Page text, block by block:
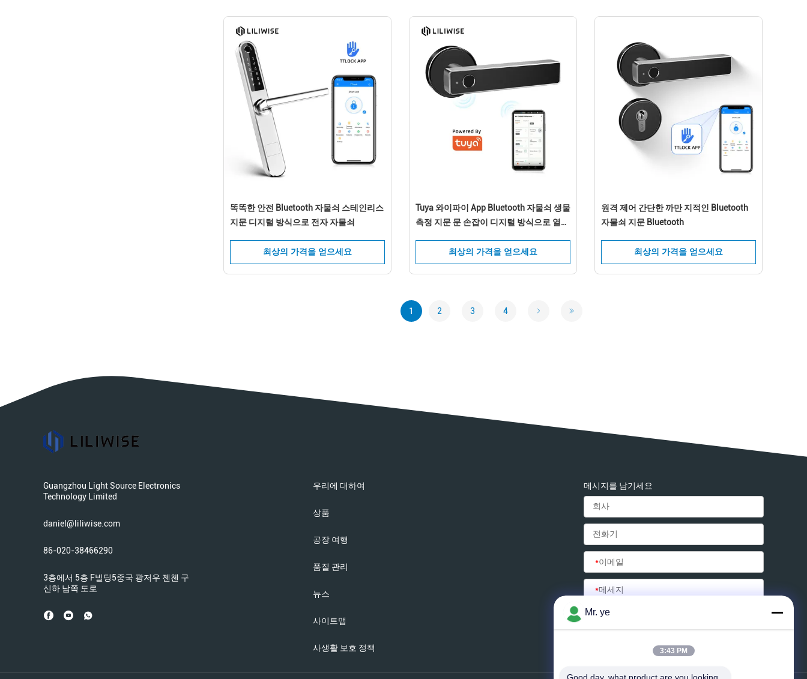
똑똑한 안전 Bluetooth 자물쇠 스테인리스
지문 디지털 방식으로 전자 자물쇠
최상의 가격을 얻으세요
Tuya 와이파이 App Bluetooth 자물쇠 생물
측정 지문 문 손잡이 디지털 방식으로 열쇠
최상의 가격을 얻으세요
원격 제어 간단한 까만 지적인 Bluetooth
자물쇠 지문 Bluetooth
최상의 가격을 얻으세요
1 2 3 4
Guangzhou Light Source Electronics
Technology Limited
daniel@liliwise.com
86-020-38466290
3층에서 5층 F빌딩5중국 광저우 젠첸 구
신하 남쪽 도로
우리에 대하여
상품
공장 여행
품질 관리
뉴스
사이트맵
사생활 보호 정책
메시지를 남기세요
*이메일
*메세지
메시지를 남겨주세요 곧 다시 전화드리겠습니
서브미트
Mr. ye
3:43 PM